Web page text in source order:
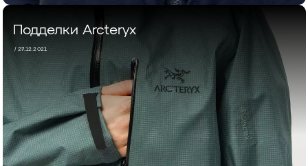
Подделки Arcteryx
/ 27.12.2021